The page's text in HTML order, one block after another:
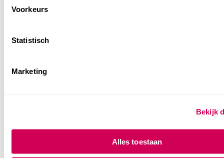
Voorkeurs
Statistisch
Marketing
Bekijk
Alles toestaan